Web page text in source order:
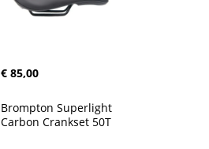
€ 85,00
Brompton Superlight
Carbon Crankset 50T